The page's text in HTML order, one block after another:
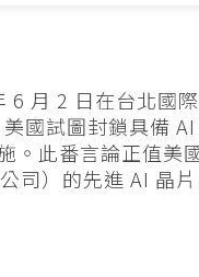
月 2 日在台北國
國試圖封鎖具備
。此番言論正值美
司）的先進 AI 晶